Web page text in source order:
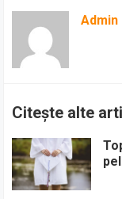
Admin
Citește alte